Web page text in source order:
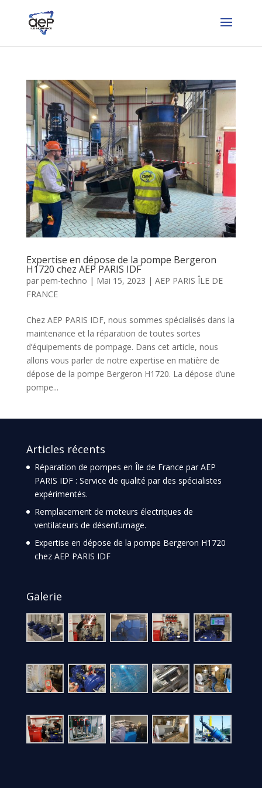
Expertise en dépose de la pompe Bergeron
H1720 chez AEP PARIS IDF
par pem-techno | Mai 15, 2023 | AEP PARIS ÎLE DE
FRANCE
Chez AEP PARIS IDF, nous sommes spécialisés dans la
maintenance et la réparation de toutes sortes
d’équipements de pompage. Dans cet article, nous
allons vous parler de notre expertise en matière de
dépose de la pompe Bergeron H1720. La dépose d’une
pompe...
Articles récents
Réparation de pompes en Île de France par AEP
PARIS IDF : Service de qualité par des spécialistes
expérimentés.
Remplacement de moteurs électriques de
ventilateurs de désenfumage.
Expertise en dépose de la pompe Bergeron H1720
chez AEP PARIS IDF
Galerie